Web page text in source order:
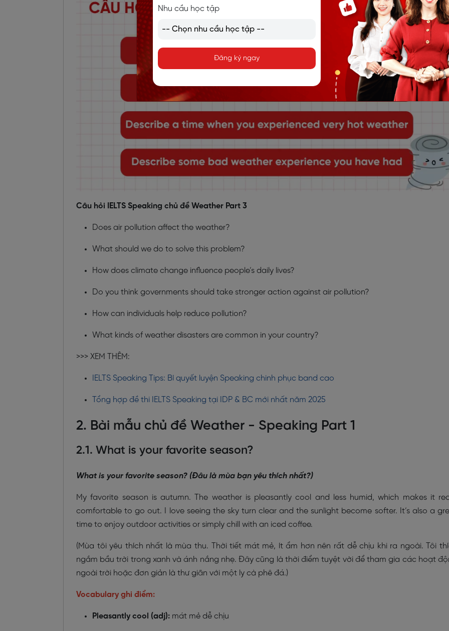
Câu hỏi IELTS Speaking chủ đề Weather Part 3
Does air pollution affect the weather?
What should we do to solve this problem?
How does climate change influence people’s daily lives?
Do you think governments should take stronger action against air pollution?
How can individuals help reduce pollution?
What kinds of weather disasters are common in your country?
>>> XEM THÊM:
IELTS Speaking Tips: Bí quyết luyện Speaking chinh phục band cao
Tổng hợp đề thi IELTS Speaking tại IDP & BC mới nhất năm 2025
2. Bài mẫu chủ đề Weather - Speaking Part 1
2.1. What is your favorite season?
What is your favorite season? (Đâu là mùa bạn yêu thích nhất?)
My favorite season is autumn. The weather is pleasantly cool and less humid, which makes it
comfortable to go out. I love seeing the sky turn clear and the sunlight become softer. It’s also a
time to enjoy outdoor activities or simply chill with an iced coffee.
(Mùa tôi yêu thích nhất là mùa thu. Thời tiết mát mẻ, ít ẩm hơn nên rất dễ chịu khi ra ngoài. Tôi
ngắm bầu trời trong xanh và ánh nắng nhẹ. Đây cũng là thời điểm tuyệt vời để tham gia các hoạt
ngoài trời hoặc đơn giản là thư giãn với một ly cà phê đá.)
Vocabulary ghi điểm:
Pleasantly cool (adj): mát mẻ dễ chịu
Nhu cầu học tập
Đăng ký ngay